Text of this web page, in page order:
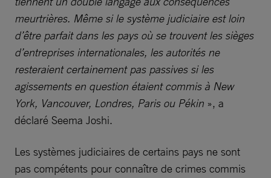
meurtrières. Même si le système judiciaire est loin
d’être parfait dans les pays où se trouvent les sièges
d’entreprises internationales, les autorités ne
resteraient certainement pas passives si les
agissements en question étaient commis à New
York, Vancouver, Londres, Paris ou Pékin », a
déclaré Seema Joshi.
Les systèmes judiciaires de certains pays ne sont
pas compétents pour connaître de crimes commis